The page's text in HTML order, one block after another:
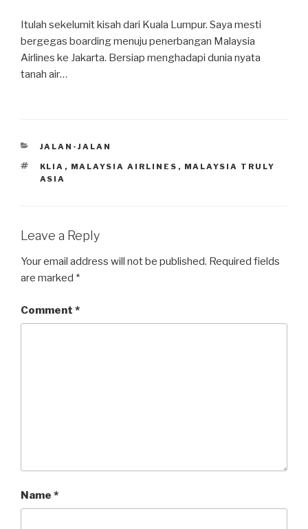
Itulah sekelumit kisah dari Kuala Lumpur. Saya mesti
bergegas boarding menuju penerbangan Malaysia
Airlines ke Jakarta. Bersiap menghadapi dunia nyata
tanah air…
CATEGORIES
JALAN-JALAN
TAGS
KLIA , MALAYSIA AIRLINES , MALAYSIA TRULY
ASIA
Leave a Reply
Your email address will not be published. Required fields
are marked *
Comment *
Name *